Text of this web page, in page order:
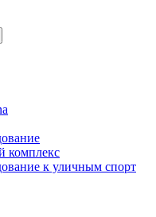
комплекс
к уличным спорт